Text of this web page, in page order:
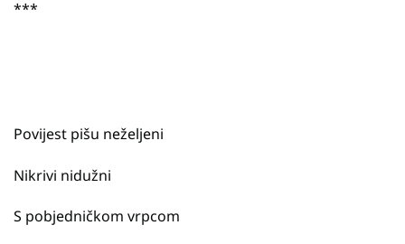
***
Povijest pišu neželjeni
Nikrivi nidužni
S pobjedničkom vrpcom